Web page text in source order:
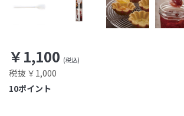
￥1,100
税抜 ￥1,000
ポイント
10